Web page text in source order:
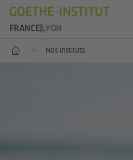
FRANCE LYON
Accueil Nos instituts